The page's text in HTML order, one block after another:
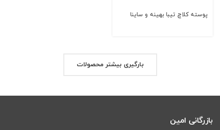
پوسته کلاچ تیبا بهینه و ساینا
بارگیری بیشتر محصولات
بازرگانی امین